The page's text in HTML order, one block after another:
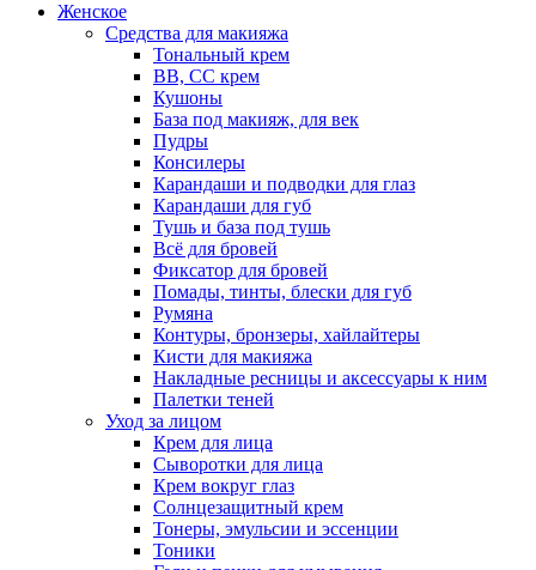
Женское
Средства для макияжа
Тональный крем
BB, CC крем
Кушоны
База под макияж, для век
Пудры
Консилеры
Карандаши и подводки для глаз
Карандаши для губ
Тушь и база под тушь
Всё для бровей
Фиксатор для бровей
Помады, тинты, блески для губ
Румяна
Контуры, бронзеры, хайлайтеры
Кисти для макияжа
Накладные ресницы и аксессуары к ним
Палетки теней
Уход за лицом
Крем для лица
Сыворотки для лица
Крем вокруг глаз
Солнцезащитный крем
Тонеры, эмульсии и эссенции
Тоники